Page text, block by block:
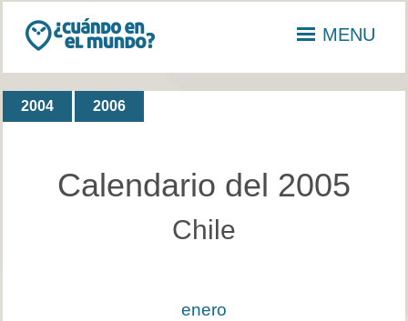
MENU
2004 2006
Calendario del 2005
Chile
enero